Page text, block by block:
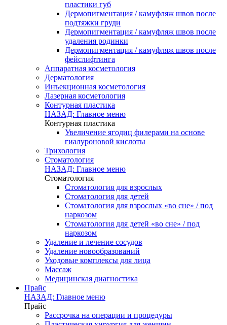
пластики губ
Дермопигментация / камуфляж швов после
подтяжки груди
Дермопигментация / камуфляж швов после
удаления родинки
Дермопигментация / камуфляж швов после
фейслифтинга
Аппаратная косметология
Дерматология
Инъекционная косметология
Лазерная косметология
Контурная пластика
НАЗАД: Главное меню
Контурная пластика
Увеличение ягодиц филерами на основе
гиалуроновой кислоты
Трихология
Стоматология
НАЗАД: Главное меню
Стоматология
Стоматология для взрослых
Стоматология для детей
Стоматология для взрослых «во сне» / под
наркозом
Стоматология для детей «во сне» / под
наркозом
Удаление и лечение сосудов
Удаление новообразований
Уходовые комплексы для лица
Массаж
Медицинская диагностика
Прайс
НАЗАД: Главное меню
Прайс
Рассрочка на операции и процедуры